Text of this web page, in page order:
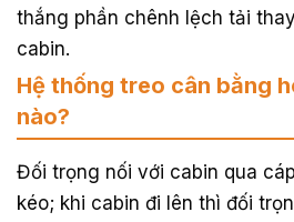
thắng phần chênh lệch tải
cabin.
Hệ thống treo cân bằng
nào?
Đối trọng nối với cabin qua
kéo; khi cabin đi lên thì đối